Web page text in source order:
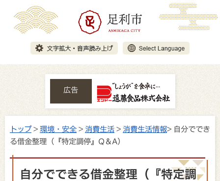
広告
トップ> 環境・安全 > 消費生活 > 消費生活情報> 自分ででき
る借金整理（『特定調停』Q＆A）
自分でできる借金整理（『特定調